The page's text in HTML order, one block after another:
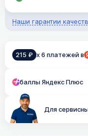
Наши гарантии
215 ₽ x 6 платежей в
баллы Яндекс Плюс
Для